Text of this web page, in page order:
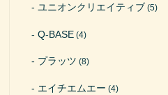
ユニオンクリエイティブ (5)
Q-BASE (4)
プラッツ (8)
エイチエムエー (4)